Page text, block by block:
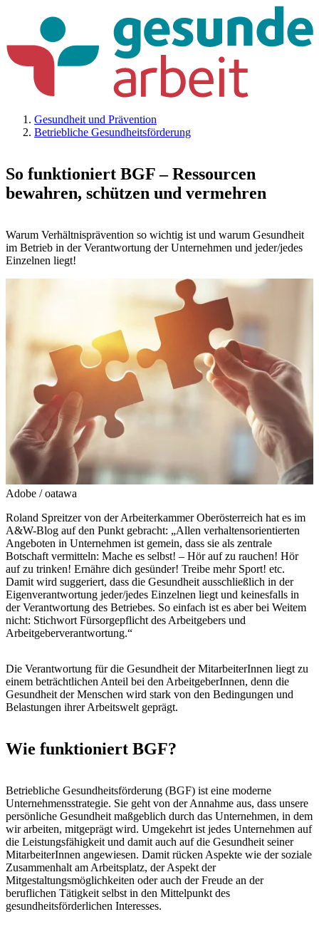
Gesundheit und Prävention
Betriebliche Gesundheitsförderung
So funktioniert BGF – Ressourcen
bewahren, schützen und vermehren
Warum Verhältnisprävention so wichtig ist und warum Gesundheit
im Betrieb in der Verantwortung der Unternehmen und jeder/jedes
Einzelnen liegt!
Adobe / oatawa
Roland Spreitzer von der Arbeiterkammer Oberösterreich hat es im
A&W-Blog auf den Punkt gebracht: „Allen verhaltensorientierten
Angeboten in Unternehmen ist gemein, dass sie als zentrale
Botschaft vermitteln: Mache es selbst! – Hör auf zu rauchen! Hör
auf zu trinken! Ernähre dich gesünder! Treibe mehr Sport! etc.
Damit wird suggeriert, dass die Gesundheit ausschließlich in der
Eigenverantwortung jeder/jedes Einzelnen liegt und keinesfalls in
der Verantwortung des Betriebes. So einfach ist es aber bei Weitem
nicht: Stichwort Fürsorgepflicht des Arbeitgebers und
Arbeitgeberverantwortung.“
Die Verantwortung für die Gesundheit der MitarbeiterInnen liegt zu
einem beträchtlichen Anteil bei den ArbeitgeberInnen, denn die
Gesundheit der Menschen wird stark von den Bedingungen und
Belastungen ihrer Arbeitswelt geprägt.
Wie funktioniert BGF?
Betriebliche Gesundheitsförderung (BGF) ist eine moderne
Unternehmensstrategie. Sie geht von der Annahme aus, dass unsere
persönliche Gesundheit maßgeblich durch das Unternehmen, in dem
wir arbeiten, mitgeprägt wird. Umgekehrt ist jedes Unternehmen auf
die Leistungsfähigkeit und damit auch auf die Gesundheit seiner
MitarbeiterInnen angewiesen. Damit rücken Aspekte wie der soziale
Zusammenhalt am Arbeitsplatz, der Aspekt der
Mitgestaltungsmöglichkeiten oder auch der Freude an der
beruflichen Tätigkeit selbst in den Mittelpunkt des
gesundheitsförderlichen Interesses.